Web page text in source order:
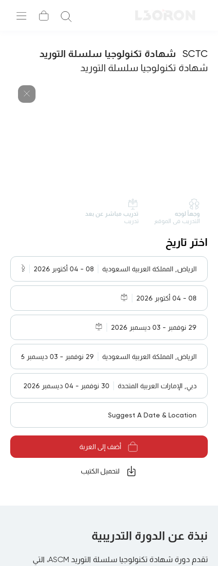
SCTC شهادة تكنولوجيا سلسلة التوريد
شهادة تكنولوجيا سلسلة التوريد
وجهاً لوجه
التدريب في الموقع
تدريب مباشر عن بعد
تدريب
اختر تاريخ
الرياض, المملكة العربية السعودية 08 - 04 أكتوبر 2026
08 - 04 أكتوبر 2026
29 نوفمبر - 03 ديسمبر 2026
الرياض, المملكة العربية السعودية 29 نوفمبر - 03 ديسمبر 2026
دبي, الإمارات العربية المتحدة 30 نوفمبر - 04 ديسمبر 2026
Suggest A Date & Location
أضف إلى العربة
لتحميل الكتيب
نبذة عن الدورة التدريبية
تقدم دورة شهادة تكنولوجيا سلسلة التوريد ASCM، التي